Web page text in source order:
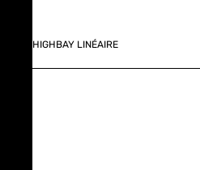
HIGHBAY LINÉAIRE